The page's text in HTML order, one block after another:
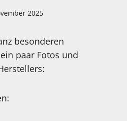
2025
besonderen
paar Fotos und